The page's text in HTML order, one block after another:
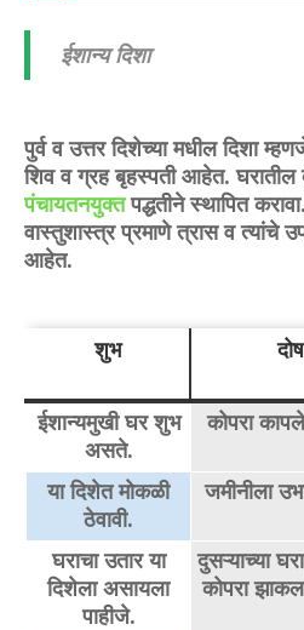
ईशान्य दिशा
पुर्व व उत्तर दिशेच्या मधील दिशा
शिव व ग्रह बृहस्पती आहेत. घरातील
पंचायतनयुक्तपद्धतीने स्थापित
वास्तुशास्त्र प्रमाणे त्रास व त्यांचे
आहेत.
शुभ दोष
ईशान्यमुखी घर शुभ
असते.
कोपरा
या दिशेत मोकळी
ठेवावी.
जमीनीला
घराचा उतार या
दिशेला असायला
पाहीजे.
दुसऱ्याच्या
कोपरा